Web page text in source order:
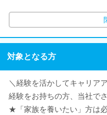
対象となる方
＼経験を活かしてキャリア
経験をお持ちの方、当社で
★「家族を養いたい」方は必